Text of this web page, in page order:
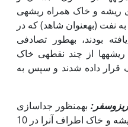
ریشه و خاک همراه ریشه‏ی
نفت (به‏عنوان شاهد) که در
بودند، به­طور تصادفی
از چند نقطه­ی خاک
قرار داده شدند و سپس به
: به­منظور جداسازی
قارچ­های ریزوسفری، قطعات ریشه و خاک اطراف آن‏را در 10